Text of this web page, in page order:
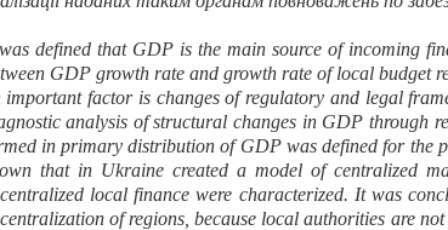
defined that GDP is the main source of incoming
GDP growth rate and growth rate of local budget
important factor is changes of regulatory and legal
analysis of structural changes in GDP through
in primary distribution of GDP was defined for the
that in Ukraine created a model of centralized
local finance were characterized. It was
of regions, because local authorities are